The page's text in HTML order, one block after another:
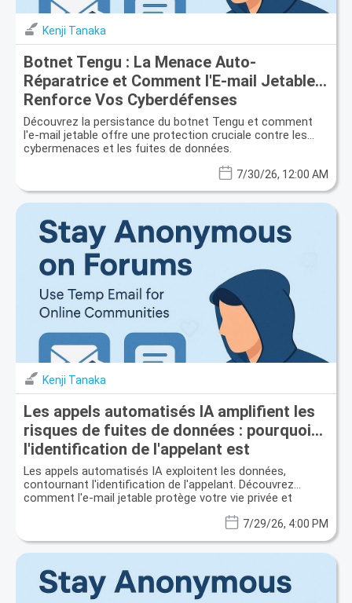
Kenji Tanaka
Botnet Tengu : La Menace Auto-
Réparatrice et Comment l'E-mail Jetable
Renforce Vos Cyberdéfenses
Découvrez la persistance du botnet Tengu et comment
l'e-mail jetable offre une protection cruciale contre les
cybermenaces et les fuites de données.
7/30/26, 12:00 AM
Kenji Tanaka
Les appels automatisés IA amplifient les
risques de fuites de données : pourquoi
l'identification de l'appelant est
insuffisante et l'e-mail temporaire est
votre bouclier
Les appels automatisés IA exploitent les données,
contournant l'identification de l'appelant. Découvrez
comment l'e-mail jetable protège votre vie privée et
7/29/26, 4:00 PM